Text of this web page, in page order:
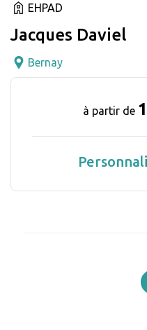
EHPAD
Jacques Daviel
Bernay
à partir de